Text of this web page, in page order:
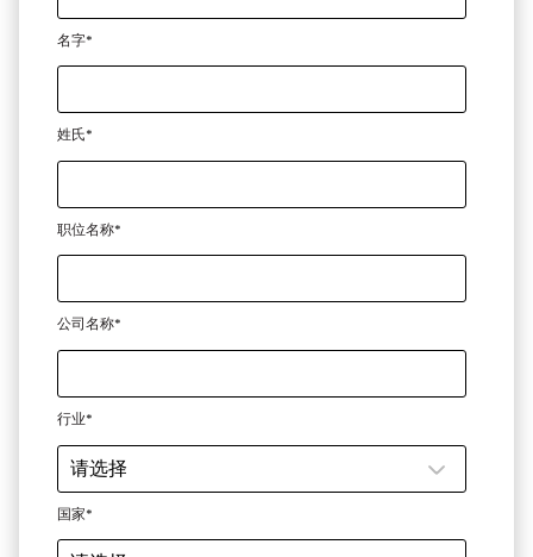
名字*
姓氏*
职位名称*
公司名称*
行业*
国家*